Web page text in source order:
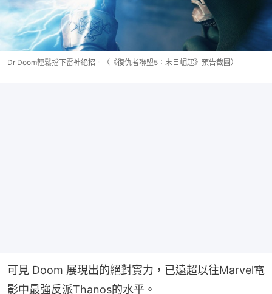
Dr Doom輕鬆擋下雷神絕招。（《復仇者聯盟5：末日崛起》預告截圖）
可見 Doom 展現出的絕對實力，已遠超以往Marvel電
影中最強反派Thanos的水平。